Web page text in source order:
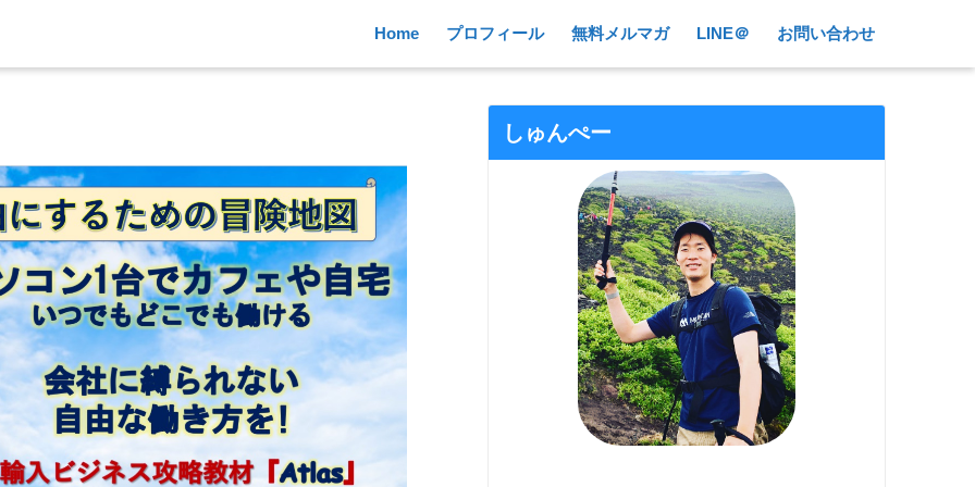
Home プロフィール 無料メルマガ LINE＠ お問い合わせ
しゅんぺー